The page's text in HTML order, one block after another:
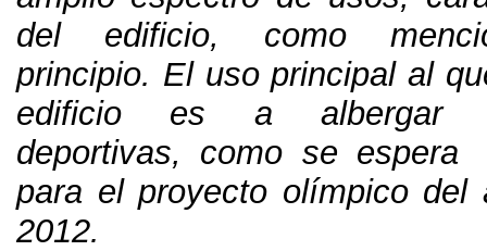
del edificio, como
principio. El uso principal al
edificio es a albergar
deportivas, como se
para el proyecto olímpico del
2012.